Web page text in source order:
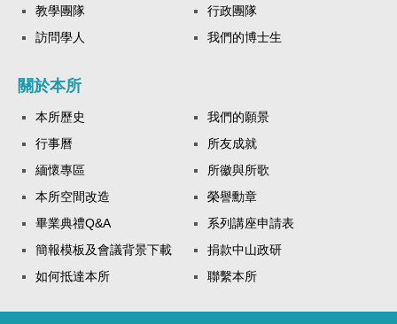
教學團隊
行政團隊
訪問學人
我們的博士生
關於本所
本所歷史
我們的願景
行事曆
所友成就
緬懷專區
所徽與所歌
本所空間改造
榮譽勳章
畢業典禮Q&A
系列講座申請表
簡報模板及會議背景下載
捐款中山政研
如何抵達本所
聯繫本所